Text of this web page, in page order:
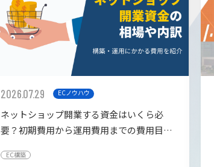
2026.07.29 ECノウハウ
ネットショップ開業する資金はいくら必
要？初期費用から運用費用までの費用目安
EC構築